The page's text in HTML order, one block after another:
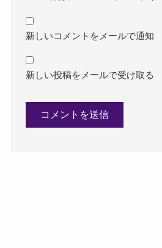
新しいコメントをメールで通知
新しい投稿をメールで受け取る